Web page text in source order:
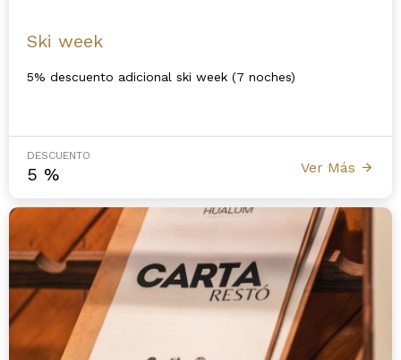
Ski week
5% descuento adicional ski week (7 noches)
DESCUENTO
5 % Ver Más